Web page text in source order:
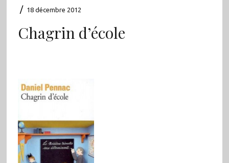
/ 18 décembre 2012
Chagrin d’école